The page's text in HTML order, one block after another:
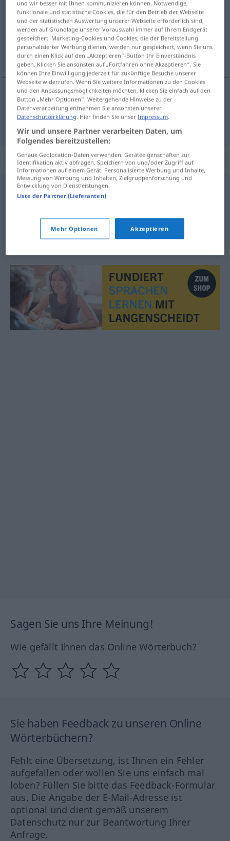
Übersicht aller Übersetzungen
(Für mehr Details die Übersetzung anklicken/antippen)
fiktiv
fiktiv fikcyjny
Synonyme für "fikcyjny"
fantastyczny,nieprawdopodobny
Sagen Sie uns Ihre Meinung!
Wie gefällt Ihnen das Online Wörterbuch?
Sie haben Feedback zu unseren Online
Wörterbüchern?
Fehlt eine Übersetzung, ist Ihnen ein Fehler
aufgefallen oder wollen Sie uns einfach mal
loben? Füllen Sie bitte das Feedback-Formular
aus. Die Angabe der E-Mail-Adresse ist
optional und dient gemäß unserem
Datenschutz nur zur Beantwortung Ihrer
Anfrage.
und wir besser mit Ihnen kommunizieren können. Notwendige,
funktionale und statistische Cookies, die für den Betrieb der Webseite
und der statistischen Auswertung unserer Webseite erforderlich sind,
werden auf Grundlage unserer Vorauswahl immer auf Ihrem Endgerät
gespeichert. Marketing-Cookies und Cookies, die der Bereitstellung
personalisierter Werbung dienen, werden nur gespeichert, wenn Sie uns
durch einen Klick auf den „Akzeptieren“-Button Ihr Einverständnis
geben. Klicken Sie ansonsten auf „Fortfahren ohne Akzeptieren“. Sie
können Ihre Einwilligung jederzeit für zukünftige Besuche unserer
Webseite widerrufen. Wenn Sie weitere Informationen zu den Cookies
und den Anpassungsmöglichkeiten möchten, klicken Sie einfach auf den
Button „Mehr Optionen“. Weitergehende Hinweise zu der
Datenverarbeitung entnehmen Sie ansonsten unserer
Datenschutzerklärung . Hier finden Sie unserImpressum
Wir und unsere Partner verarbeiten Daten, um
Folgendes bereitzustellen:
Genaue Geolocation-Daten verwenden. Geräteeigenschaften zur
Identifikation aktiv abfragen. Speichern von und/oder Zugriff auf
Informationen auf einem Gerät. Personalisierte Werbung und Inhalte,
Messung von Werbung und Inhalten, Zielgruppenforschung und
Entwicklung von Dienstleistungen.
Liste der Partner (Lieferanten)
Mehr Optionen Akzeptieren